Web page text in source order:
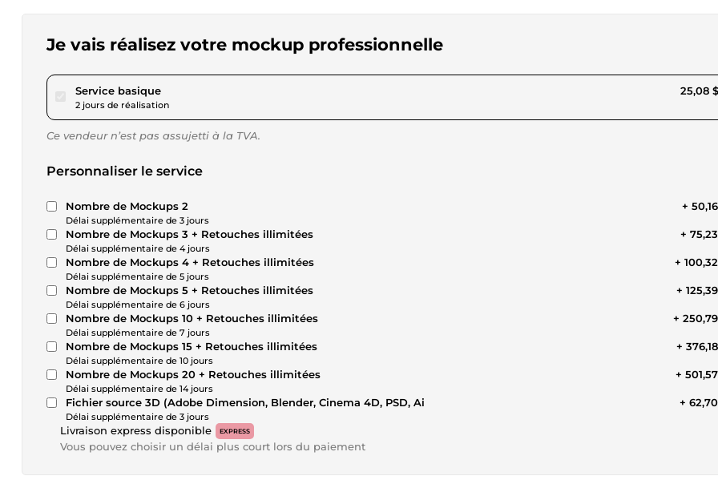
Je vais réalisez votre mockup professionnelle
Service basiquepour 23,11 $US
2 jours de réalisation
25,08
Ce vendeur n’est pas assujetti à la TVA.
Personnaliser le service
Nombre de Mockups 2
Délai supplémentaire de 3 jours
+
Nombre de Mockups 3 + Retouches illimitées
Délai supplémentaire de 4 jours
+
Nombre de Mockups 4 + Retouches illimitées
Délai supplémentaire de 5 jours
+
Nombre de Mockups 5 + Retouches illimitées
Délai supplémentaire de 6 jours
+
Nombre de Mockups 10 + Retouches illimitées
Délai supplémentaire de 7 jours
+
Nombre de Mockups 15 + Retouches illimitées
Délai supplémentaire de 10 jours
+
Nombre de Mockups 20 + Retouches illimitées
Délai supplémentaire de 14 jours
+
Fichier source 3D (Adobe Dimension, Blender, Cinema 4D, PSD, Ai
Délai supplémentaire de 3 jours
+
Livraison express disponible EXPRESS
Vous pouvez choisir un délai plus court lors du paiement